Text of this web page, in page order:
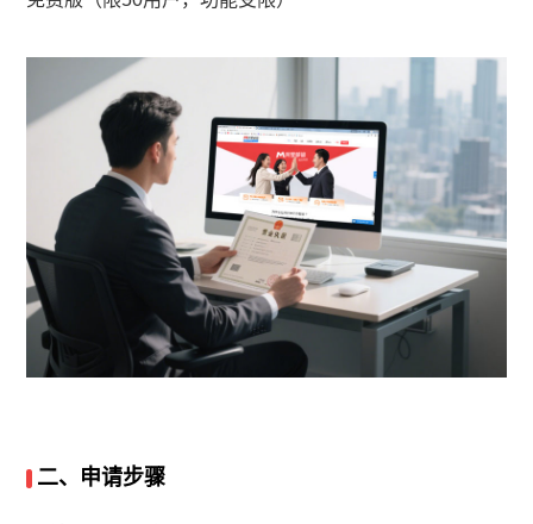
二、申请步骤